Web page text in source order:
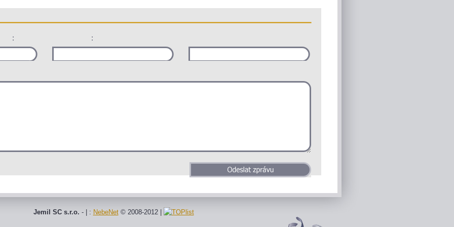
: :
Jemil SC s.r.o. - | : NebeNet © 2008-2012